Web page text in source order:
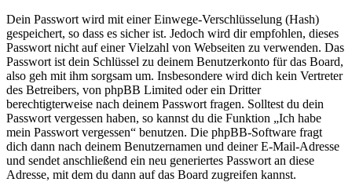
Dein Passwort wird mit einer Einwege-Verschlüsselung (Hash)
gespeichert, so dass es sicher ist. Jedoch wird dir empfohlen, dieses
Passwort nicht auf einer Vielzahl von Webseiten zu verwenden. Das
Passwort ist dein Schlüssel zu deinem Benutzerkonto für das Board,
also geh mit ihm sorgsam um. Insbesondere wird dich kein Vertreter
des Betreibers, von phpBB Limited oder ein Dritter
berechtigterweise nach deinem Passwort fragen. Solltest du dein
Passwort vergessen haben, so kannst du die Funktion „Ich habe
mein Passwort vergessen“ benutzen. Die phpBB-Software fragt
dich dann nach deinem Benutzernamen und deiner E-Mail-Adresse
und sendet anschließend ein neu generiertes Passwort an diese
Adresse, mit dem du dann auf das Board zugreifen kannst.